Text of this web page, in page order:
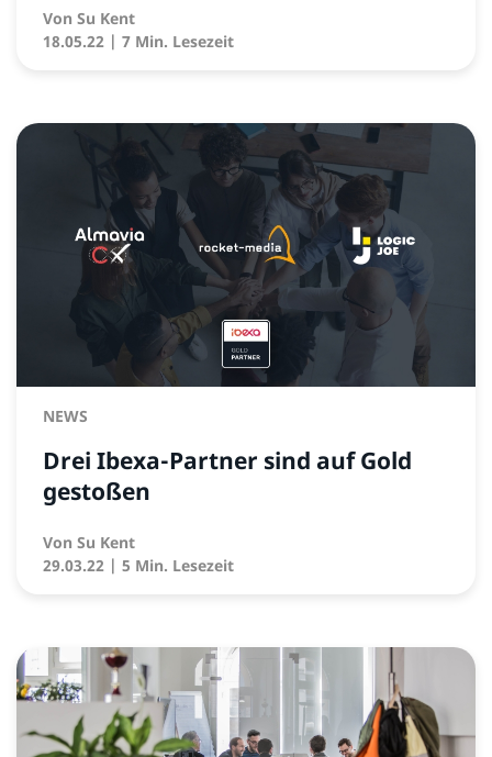
Von Su Kent
18.05.22 | 7 Min. Lesezeit
NEWS
Drei Ibexa-Partner sind auf Gold
gestoßen
Von Su Kent
29.03.22 | 5 Min. Lesezeit